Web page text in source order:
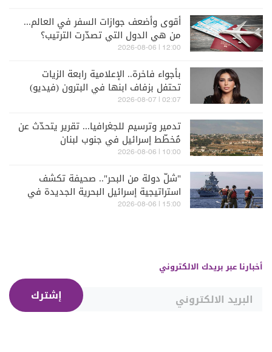
أقوى وأضعف جوازات السفر في العالم...
من هي الدول التي تصدّرت الترتيب؟
12:00 | 2026-08-06
بأجواء فاخرة.. الإعلامية رابعة الزيات
تحتفل بزفاف ابنها في البترون (فيديو)
02:07 | 2026-08-07
تدمير وترسيم للجغرافيا... تقرير يتحدّث عن
مُخطّط إسرائيل في جنوب لبنان
10:00 | 2026-08-06
"شلّ دولة من البحر".. صحيفة تكشف
استراتيجية إسرائيل البحرية الجديدة في
مواجهة "حزب الله"
15:00 | 2026-08-06
أخبارنا عبر بريدك الالكتروني
إشترك